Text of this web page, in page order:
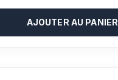
AJOUTER AU PANIER